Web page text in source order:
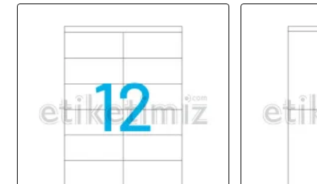
Etiket turuncu renklidir. Tüm lazer ve mürekkep püskürtmeli
yazıcılarda sorunsuz yazdırmayı onaylar. Soğuk ve nemli
net baskı alınır. Etiket mattır. Ekranda görünen görsel
çizimdir. Gerçek baskıda renklerde ton farklı olabilir.